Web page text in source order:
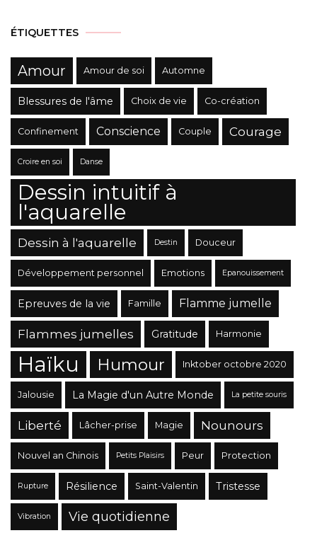
ÉTIQUETTES
Amour Amour de soi Automne
Blessures de l'âme Choix de vie Co-création
Confinement Conscience Couple Courage
Croire en soi Danse
Dessin intuitif à
l'aquarelle
Dessin à l'aquarelle Destin Douceur
Développement personnel Emotions Epanouissement
Epreuves de la vie Famille Flamme jumelle
Flammes jumelles Gratitude Harmonie
Haïku Humour Inktober octobre 2020
Jalousie La Magie d'un Autre Monde La petite souris
Liberté Lâcher-prise Magie Nounours
Nouvel an Chinois Petits Plaisirs Peur Protection
Rupture Résilience Saint-Valentin Tristesse
Vibration Vie quotidienne